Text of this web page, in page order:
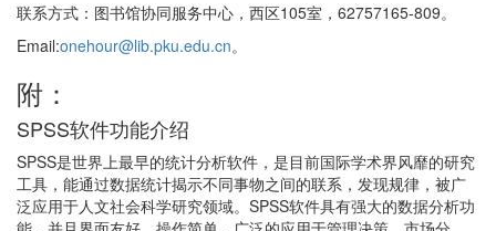
联系方式：图书馆协同服务中心，西区105室，62757165-809。
Email:onehour@lib.pku.edu.cn。
附：
SPSS软件功能介绍
SPSS是世界上最早的统计分析软件，是目前国际学术界风靡的研究
工具，能通过数据统计揭示不同事物之间的联系，发现规律，被广
泛应用于人文社会科学研究领域。SPSS软件具有强大的数据分析功